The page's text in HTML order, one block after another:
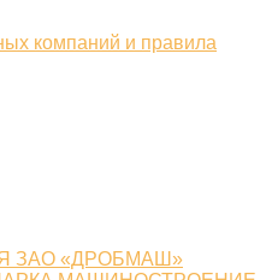
компаний и правила
ЗАО «ДРОБМАШ»